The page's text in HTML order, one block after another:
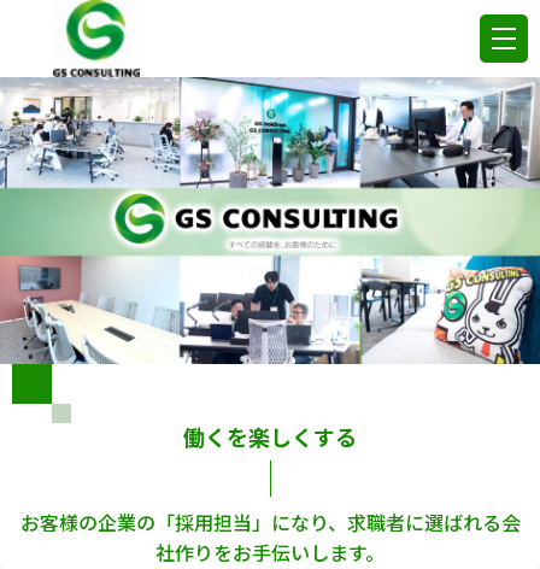
働くを楽しくする
お客様の企業の「採用担当」になり、求職者に選ばれる会
社作りをお手伝いします。